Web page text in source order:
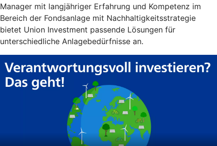
Manager mit langjähriger Erfahrung und Kompetenz im
Bereich der Fondsanlage mit Nachhaltigkeitsstrategie
bietet Union Investment passende Lösungen für
unterschiedliche Anlagebedürfnisse an.